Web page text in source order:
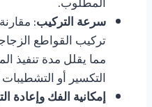
سرعة التركيب:
تركيب القواطع
مما يقلل مدة تنفيذ
التكسير أو التشطيبات
إمكانية الفك وإعادة